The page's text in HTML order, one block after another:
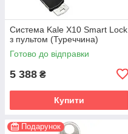
Система Kale X10 Smart Lock
з пультом (Туреччина)
Готово до відправки
5 388 ₴
Купити
Подарунок